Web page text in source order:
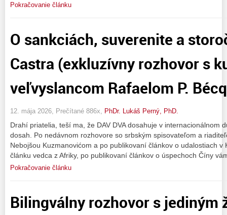
Pokračovanie článku
O sankciách, suverenite a
Castra (exkluzívny rozhovor s
veľvyslancom Rafaelom P.
12. mája 2026, Prečítané 886x, PhDr. Lukáš Perný, PhD.
Drahí priatelia, teší ma, že DAV DVA dosahuje v internacionálnom
dosah. Po nedávnom rozhovore so srbským spisovateľom a
Nebojšou Kuzmanovićom a po publikovaní článkov o udalostiach v
článku vedca z Afriky, po publikovaní článkov o úspechoch Číny
Pokračovanie článku
Bilingválny rozhovor s jediným